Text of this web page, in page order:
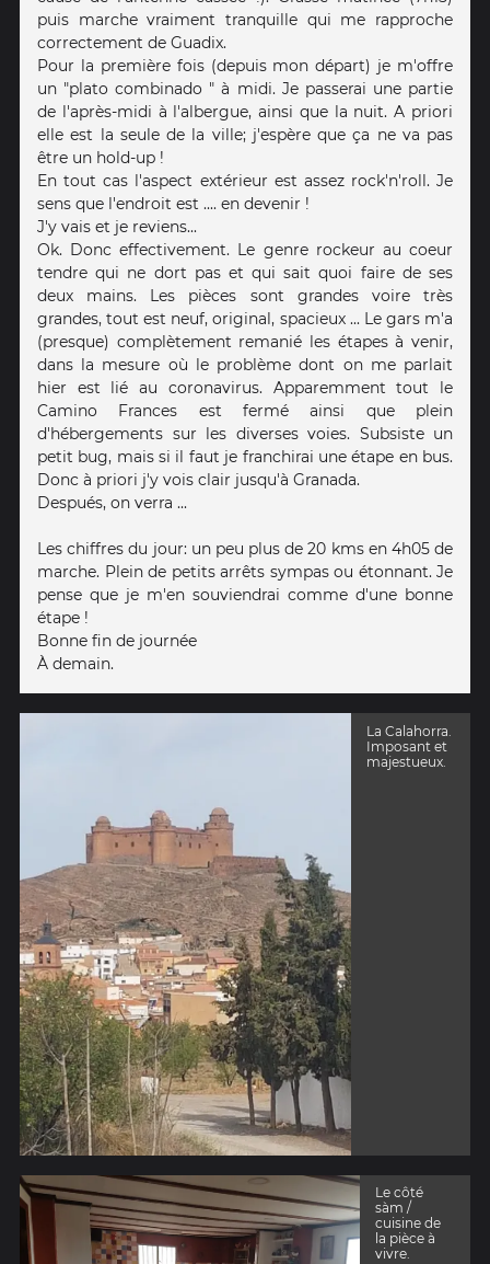
puis marche vraiment tranquille qui me rapproche
correctement de Guadix.
Pour la première fois (depuis mon départ) je m'offre
un "plato combinado " à midi. Je passerai une partie
de l'après-midi à l'albergue, ainsi que la nuit. A priori
elle est la seule de la ville; j'espère que ça ne va pas
être un hold-up !
En tout cas l'aspect extérieur est assez rock'n'roll. Je
sens que l'endroit est .... en devenir !
J'y vais et je reviens...
Ok. Donc effectivement. Le genre rockeur au coeur
tendre qui ne dort pas et qui sait quoi faire de ses
deux mains. Les pièces sont grandes voire très
grandes, tout est neuf, original, spacieux ... Le gars m'a
(presque) complètement remanié les étapes à venir,
dans la mesure où le problème dont on me parlait
hier est lié au coronavirus. Apparemment tout le
Camino Frances est fermé ainsi que plein
d'hébergements sur les diverses voies. Subsiste un
petit bug, mais si il faut je franchirai une étape en bus.
Donc à priori j'y vois clair jusqu'à Granada.
Después, on verra ...
Les chiffres du jour: un peu plus de 20 kms en 4h05 de
marche. Plein de petits arrêts sympas ou étonnant. Je
pense que je m'en souviendrai comme d'une bonne
étape !
Bonne fin de journée
À demain.
La Calahorra.
Imposant et
majestueux.
Le côté
sàm /
cuisine de
la pièce à
vivre.